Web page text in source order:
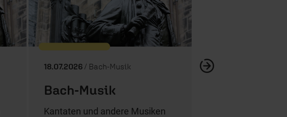
18.07.2026 / Bach-Musik
Bach-Musik
Kantaten und andere Musiken